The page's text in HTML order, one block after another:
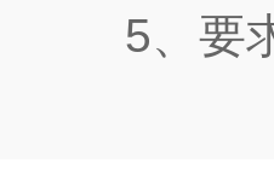
5、要求